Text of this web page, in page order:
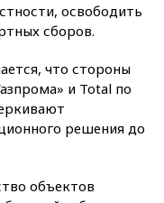
освободить
сборов.
что стороны
и Total по
решения до
объектов